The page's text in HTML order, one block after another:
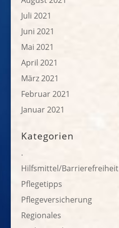
Juli 2021
Juni 2021
Mai 2021
April 2021
März 2021
Februar 2021
Januar 2021
Kategorien
.
Hilfsmittel/Barrierefreiheit
Pflegetipps
Pflegeversicherung
Regionales